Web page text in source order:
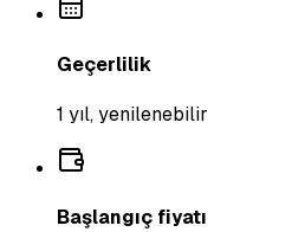
Geçerlilik
1 yıl, yenilenebilir
Başlangıç fiyatı